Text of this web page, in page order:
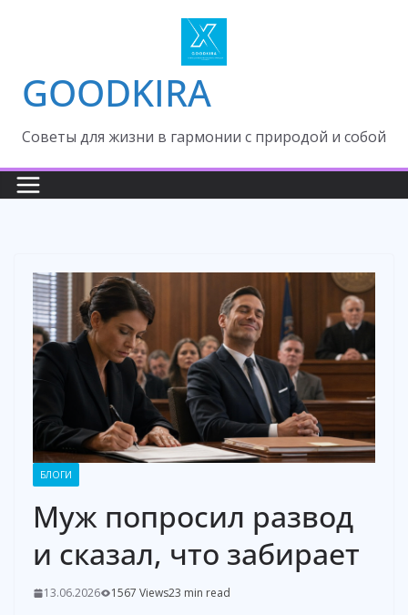
GOODKIRA
Cоветы для жизни в гармонии с природой и собой
БЛОГИ
Муж попросил развод
и сказал, что забирает
13.06.2026 1567 Views23 min read